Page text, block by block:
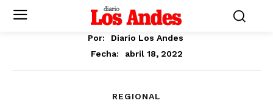
Por:
Diario Los Andes
Fecha:
abril 18, 2022
REGIONAL